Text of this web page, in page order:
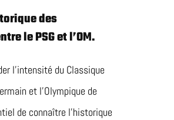
des
le PSG et l’OM.
l’intensité du Classique
et l’Olympique de
de connaître l’historique